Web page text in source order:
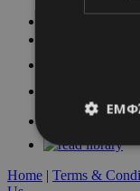
Home | Terms &